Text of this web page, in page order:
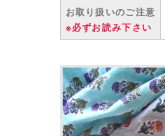
お取り扱いのご注意
※必ずお読み下さい